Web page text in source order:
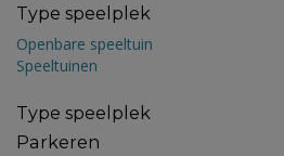
Type speelplek
Openbare speeltuin
Speeltuinen
Type speelplek
Parkeren